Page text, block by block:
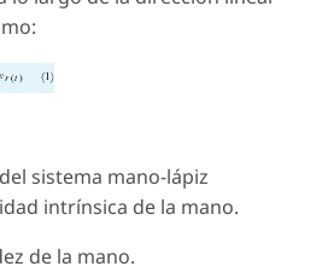
sistema mano-lápiz
intrínsica de la mano.
de la mano.